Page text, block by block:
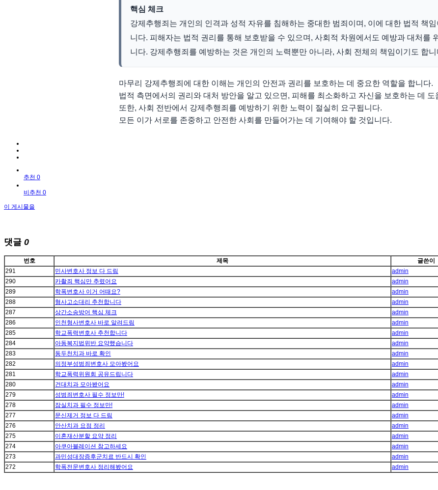
핵심 체크
강제추행죄는 개인의 인격과 성적 자유를 침해하는 중대한 범죄이며, 이에 대한 법적 책
니다. 피해자는 법적 권리를 통해 보호받을 수 있으며, 사회적 차원에서도 예방과 대처를
니다. 강제추행죄를 예방하는 것은 개인의 노력뿐만 아니라, 사회 전체의 책임이기도 합니
마무리 강제추행죄에 대한 이해는 개인의 안전과 권리를 보호하는 데 중요한 역할을 합니다.
법적 측면에서의 권리와 대처 방안을 알고 있으면, 피해를 최소화하고 자신을 보호하는 데 도
또한, 사회 전반에서 강제추행죄를 예방하기 위한 노력이 절실히 요구됩니다.
모든 이가 서로를 존중하고 안전한 사회를 만들어가는 데 기여해야 할 것입니다.
추천 0
비추천 0
이 게시물을
댓글 0
번호 제목 글쓴이
291
민사변호사 정보 다 드림 admin
290
카촬죄 핵심만 추렸어요 admin
289
학폭변호사 이거 어때요? admin
288
형사고소대리 추천합니다 admin
287
상간소송방어 핵심 체크 admin
286
인천형사변호사 바로 알려드림 admin
285
학교폭력변호사 추천합니다 admin
284
아동복지법위반 요약했습니다 admin
283
동두천치과 바로 확인 admin
282
의정부성범죄변호사 모아봤어요 admin
281
학교폭력위원회 공유드립니다 admin
280
건대치과 모아봤어요 admin
279
성범죄변호사 필수 정보만! admin
278
잠실치과 필수 정보만! admin
277
문신제거 정보 다 드림 admin
276
안산치과 요점 정리 admin
275
이혼재산분할 요약 정리 admin
274
아쿠아블레이션 참고하세요 admin
273
과민성대장증후군치료 반드시 확인 admin
272
학폭전문변호사 정리해봤어요 admin